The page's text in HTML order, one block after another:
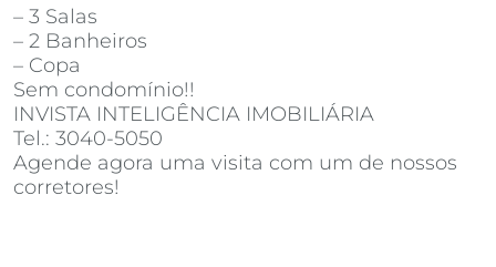
– 3 Salas
– 2 Banheiros
– Copa
Sem condomínio!!
INVISTA INTELIGÊNCIA IMOBILIÁRIA
Tel.: 3040-5050
Agende agora uma visita com um de nossos
corretores!